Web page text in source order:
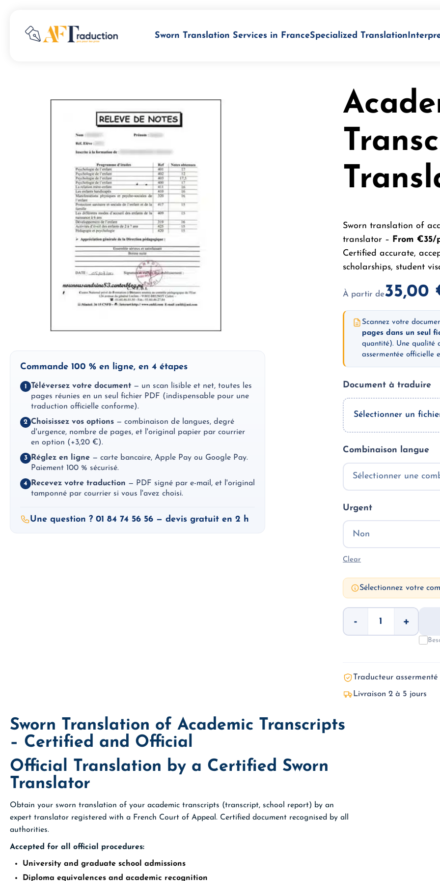
Sworn Translation Services in FranceSpecialized Translation
Commande 100 % en ligne, en 4 étapes
1 Téléversez votre document — un scan lisible et net, toutes les
pages réunies en un seul fichier PDF (indispensable pour une
traduction officielle conforme).
2 Choisissez vos options — combinaison de langues, degré
d'urgence, nombre de pages, et l'original papier par courrier
en option (+3,20 €).
3 Réglez en ligne — carte bancaire, Apple Pay ou Google Pay.
Paiement 100 % sécurisé.
4 Recevez votre traduction — PDF signé par e-mail, et l'original
tamponné par courrier si vous l'avez choisi.
Une question ? 01 84 74 56 56 — devis gratuit en 2 h
Sworn translation of
translator – From €35/
Certified accurate,
scholarships, student
À partir de35,00
Scannez votre
pages dans un seul
quantité). Une qualité
assermentée officielle
Document à traduire
Sélectionner un
Combinaison langue
Urgent
Clear
Sélectionnez votre
-
Transcripts
+
Traducteur
Livraison 2 à 5 jours
Sworn Translation of Academic Transcripts
– Certified and Official
Official Translation by a Certified Sworn
Translator
Obtain your sworn translation of your academic transcripts (transcript, school report) by an
expert translator registered with a French Court of Appeal. Certified document recognised by all
authorities.
Accepted for all official procedures:
University and graduate school admissions
Diploma equivalences and academic recognition